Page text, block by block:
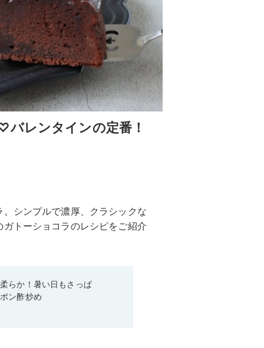
レンタインの定番！
シンプルで濃厚、クラシックな
トーショコラのレシピをご紹介
らか！暑い日もさっぱ
ン酢炒め